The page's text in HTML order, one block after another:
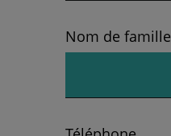
Nom de famille